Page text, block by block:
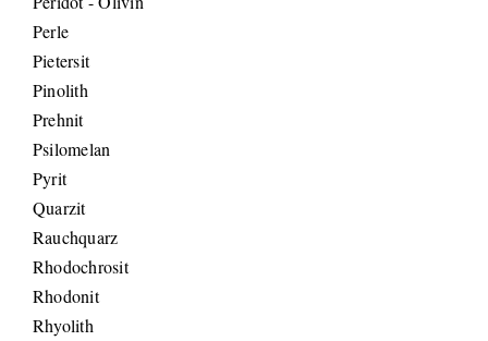
Perle
Pietersit
Pinolith
Prehnit
Psilomelan
Pyrit
Quarzit
Rauchquarz
Rhodochrosit
Rhodonit
Rhyolith